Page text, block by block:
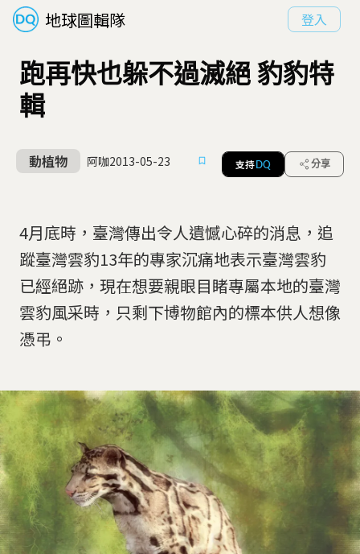
地球圖輯隊 登入
跑再快也躲不過滅絕 豹豹特
輯
動植物 阿咖2013-05-23 支持 DQ 分享
4月底時，臺灣傳出令人遺憾心碎的消息，追
蹤臺灣雲豹13年的專家沉痛地表示臺灣雲豹
已經絕跡，現在想要親眼目睹專屬本地的臺灣
雲豹風采時，只剩下博物館內的標本供人想像
憑弔。